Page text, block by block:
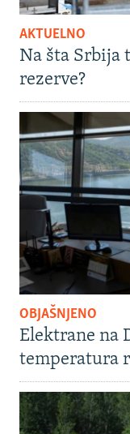
AKTUELNO
Na šta Srbija
rezerve?
OBJAŠNJENO
Elektrane na
temperatura